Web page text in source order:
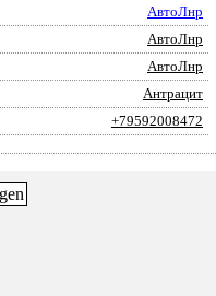
АвтоЛнр
АвтоЛнр
АвтоЛнр
Антрацит
+79592008472